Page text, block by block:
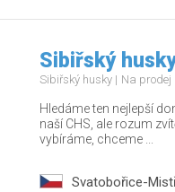
Sibiřský
Sibiřský husky Na prodej
Hledáme ten nejlepší
naší CHS, ale rozum
vybíráme, chceme ...
Svatobořice-